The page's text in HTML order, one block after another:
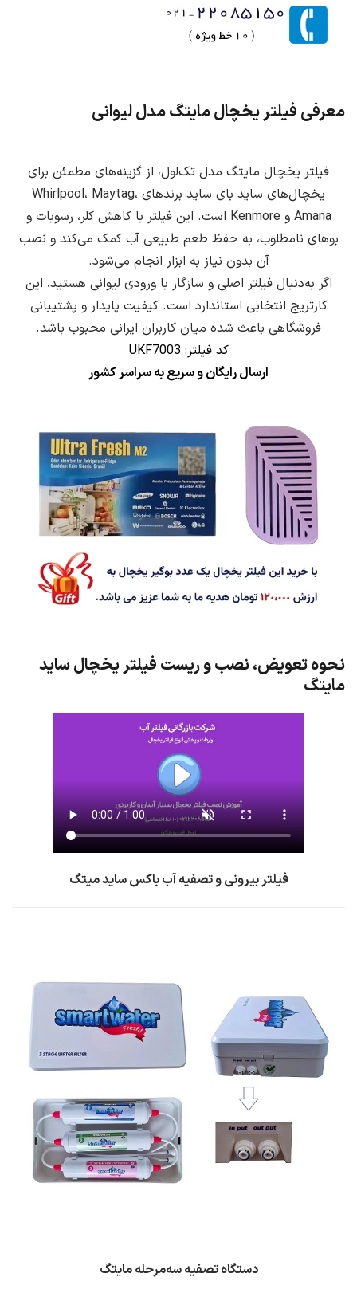
معرفی فیلتر یخچال مایتگ مدل لیوانی
فیلتر یخچال مایتگ مدل تک‌لول، از گزینه‌های مطمئن برای
یخچال‌های ساید بای ساید برندهای Whirlpool، Maytag،
Amana و Kenmore است. این فیلتر با کاهش کلر، رسوبات و
بوهای نامطلوب، به حفظ طعم طبیعی آب کمک می‌کند و نصب
آن بدون نیاز به ابزار انجام می‌شود.
اگر به‌دنبال فیلتر اصلی و سازگار با ورودی لیوانی هستید، این
کارتریج انتخابی استاندارد است. کیفیت پایدار و پشتیبانی
فروشگاهی باعث شده میان کاربران ایرانی محبوب باشد.
کد فیلتر: UKF7003
ارسال رایگان و سریع به سراسر کشور
نحوه تعویض، نصب و ریست فیلتر یخچال ساید
مایتگ
فیلتر بیرونی و تصفیه آب باکس ساید میتگ
دستگاه تصفیه سه‌مرحله مایتگ